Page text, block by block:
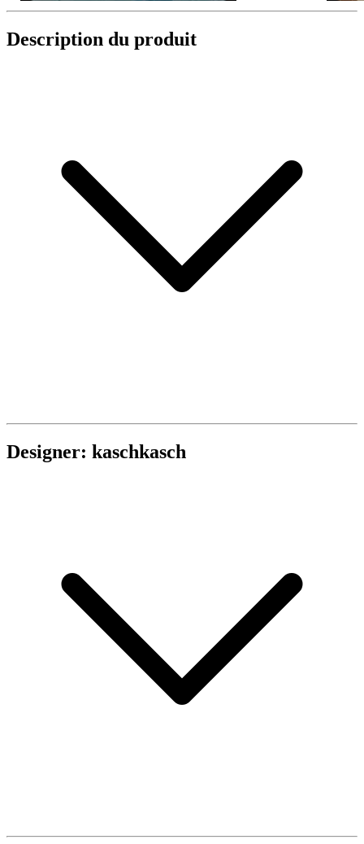
Description du produit
Designer: kaschkasch